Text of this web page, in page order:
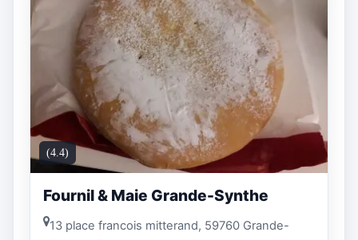
(4.4)
Fournil & Maie Grande-Synthe
13 place francois mitterand, 59760 Grande-